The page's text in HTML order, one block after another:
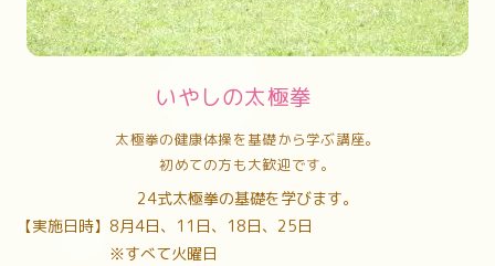
いやしの太極拳
太極拳の健康体操を基礎から学ぶ講座。
初めての方も大歓迎です。
24式太極拳の基礎を学びます。
【実施日時】8月4日、11日、18日、25日
※すべて火曜日